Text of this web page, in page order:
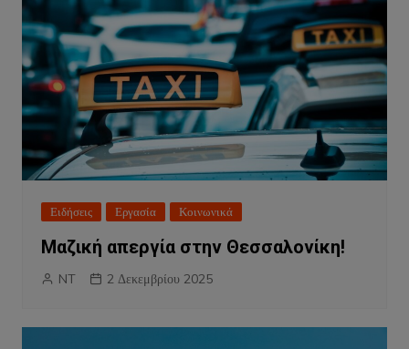
Ειδήσεις Εργασία Κοινωνικά
Μαζική απεργία στην Θεσσαλονίκη!
NT 2 Δεκεμβρίου 2025